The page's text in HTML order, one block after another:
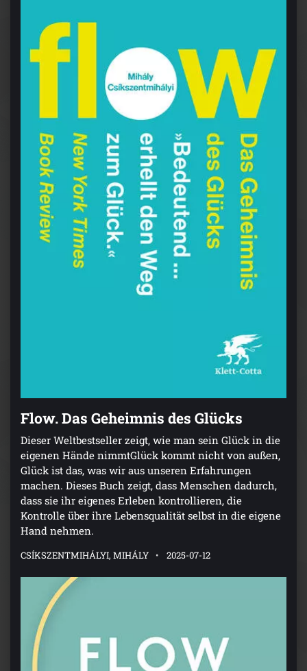
Flow. Das Geheimnis des Glücks
Dieser Weltbestseller zeigt, wie man sein Glück in die
eigenen Hände nimmtGlück kommt nicht von außen,
Glück ist das, was wir aus unseren Erfahrungen
machen. Dieses Buch zeigt, dass Menschen dadurch,
dass sie ihr eigenes Erleben kontrollieren, die
Kontrolle über ihre Lebensqualität selbst in die eigene
Hand nehmen.
CSÍKSZENTMIHÁLYI, MIHÁLY 2025-07-12